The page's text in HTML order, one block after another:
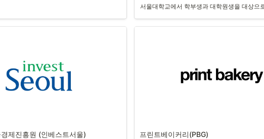
서울대학교에서 학부생과 대학원생을 대상
제진흥원 (인베스트서울) 프린트베이커리(PBG)